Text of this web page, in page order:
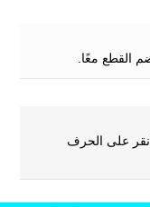
القطع معًا.
على الحرف